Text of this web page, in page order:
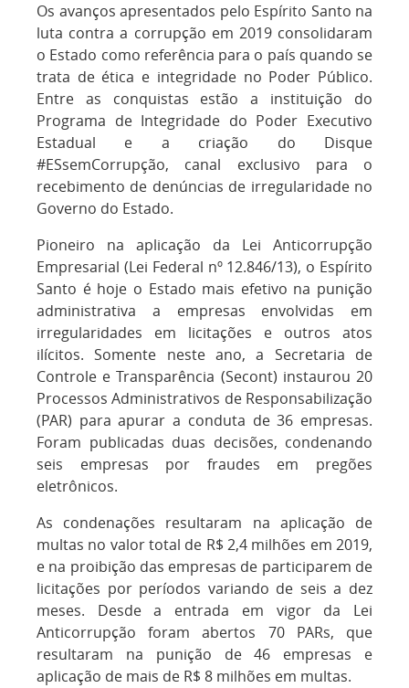
Os avanços apresentados pelo Espírito Santo na
luta contra a corrupção em 2019 consolidaram
o Estado como referência para o país quando se
trata de ética e integridade no Poder Público.
Entre as conquistas estão a instituição do
Programa de Integridade do Poder Executivo
Estadual e a criação do Disque
#ESsemCorrupção, canal exclusivo para o
recebimento de denúncias de irregularidade no
Governo do Estado.
Pioneiro na aplicação da Lei Anticorrupção
Empresarial (Lei Federal nº 12.846/13), o Espírito
Santo é hoje o Estado mais efetivo na punição
administrativa a empresas envolvidas em
irregularidades em licitações e outros atos
ilícitos. Somente neste ano, a Secretaria de
Controle e Transparência (Secont) instaurou 20
Processos Administrativos de Responsabilização
(PAR) para apurar a conduta de 36 empresas.
Foram publicadas duas decisões, condenando
seis empresas por fraudes em pregões
eletrônicos.
As condenações resultaram na aplicação de
multas no valor total de R$ 2,4 milhões em 2019,
e na proibição das empresas de participarem de
licitações por períodos variando de seis a dez
meses. Desde a entrada em vigor da Lei
Anticorrupção foram abertos 70 PARs, que
resultaram na punição de 46 empresas e
aplicação de mais de R$ 8 milhões em multas.